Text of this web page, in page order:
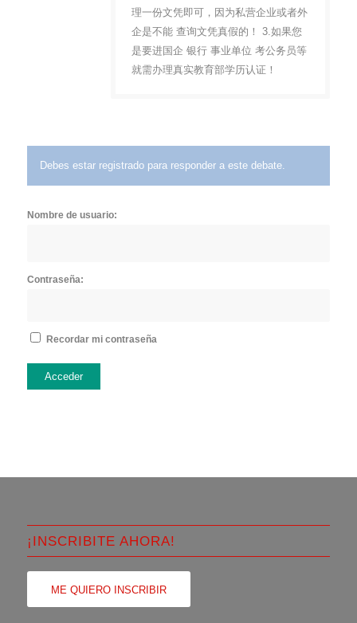
理一份文凭即可，因为私营企业或者外
企是不能 查询文凭真假的！ 3.如果您
是要进国企 银行 事业单位 考公务员等
就需办理真实教育部学历认证！
Debes estar registrado para responder a este debate.
Nombre de usuario:
Contraseña:
Recordar mi contraseña
Acceder
¡INSCRIBITE AHORA!
ME QUIERO INSCRIBIR